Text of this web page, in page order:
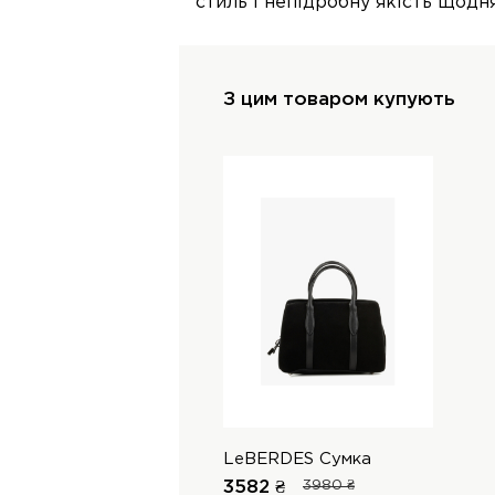
З цим товаром купують
LeBERDES Сумка
3582 ₴ 3980 ₴